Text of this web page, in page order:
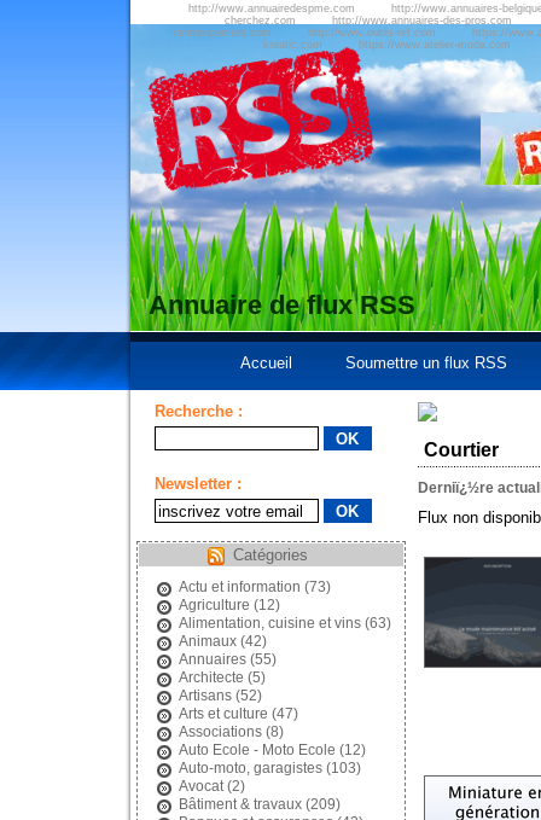
http://www.annuairedespme.com
http://www.annuaires-
cherchez.com
http://www.annuaires-des-pros.com
referencement.com
http://www.outils-ref.com
https://
kreatic.com
https://www.atelier-mode.com
Annuaire de flux RSS
Accueil Soumettre un flux RSS
Recherche :
Newsletter :
Catégories
Actu et information (73)
Agriculture (12)
Alimentation, cuisine et vins(63)
Animaux(42)
Annuaires(55)
Architecte (5)
Artisans(52)
Arts et culture (47)
Associations(8)
Auto Ecole - Moto Ecole (12)
Auto-moto, garagistes(103)
Avocat(2)
Bâtiment & travaux(209)
Courtier
Derniï¿½re
Flux non